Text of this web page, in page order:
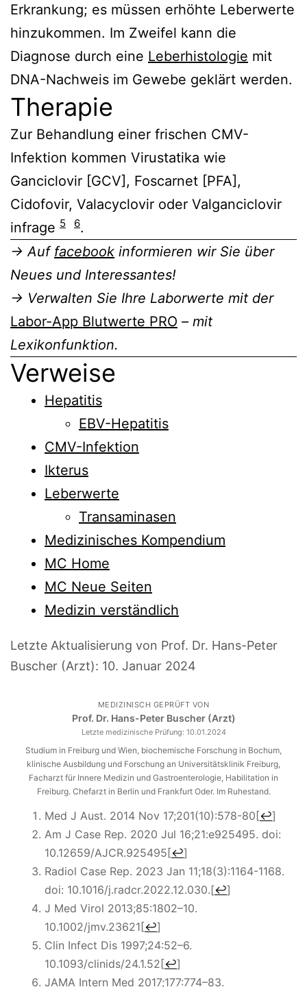
Erkrankung; es müssen erhöhte Leberwerte
hinzukommen. Im Zweifel kann die
Diagnose durch eine Leberhistologie mit
DNA-Nachweis im Gewebe geklärt werden.
Therapie
Zur Behandlung einer frischen CMV-
Infektion kommen Virustatika wie
Ganciclovir [GCV], Foscarnet [PFA],
Cidofovir, Valacyclovir oder Valganciclovir
infrage 5 6.
→ Auf facebook informieren wir Sie über
Neues und Interessantes!
→ Verwalten Sie Ihre Laborwerte mit der
Labor-App Blutwerte PRO – mit
Lexikonfunktion.
Verweise
Hepatitis
EBV-Hepatitis
CMV-Infektion
Ikterus
Leberwerte
Transaminasen
Medizinisches Kompendium
MC Home
MC Neue Seiten
Medizin verständlich
Letzte Aktualisierung von Prof. Dr. Hans-Peter
Buscher (Arzt): 10. Januar 2024
MEDIZINISCH GEPRÜFT VON
Prof. Dr. Hans-Peter Buscher (Arzt)
Letzte medizinische Prüfung: 10.01.2024
Studium in Freiburg und Wien, biochemische Forschung in Bochum,
klinische Ausbildung und Forschung an Universitätsklinik Freiburg,
Facharzt für Innere Medizin und Gastroenterologie, Habilitation in
Freiburg. Chefarzt in Berlin und Frankfurt Oder. Im Ruhestand.
Med J Aust. 2014 Nov 17;201(10):578-80[↩]
Am J Case Rep. 2020 Jul 16;21:e925495. doi:
10.12659/AJCR.925495[↩]
Radiol Case Rep. 2023 Jan 11;18(3):1164-1168.
doi: 10.1016/j.radcr.2022.12.030.[↩]
J Med Virol 2013;85:1802–10.
10.1002/jmv.23621[↩]
Clin Infect Dis 1997;24:52–6.
10.1093/clinids/24.1.52[↩]
JAMA Intern Med 2017;177:774–83.